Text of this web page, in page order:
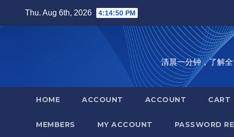
Thu. Aug 6th, 2026 4:14:51 PM
清晨一分钟，了解
HOME ACCOUNT ACCOUNT CART
MEMBERS MY ACCOUNT PASSWORD